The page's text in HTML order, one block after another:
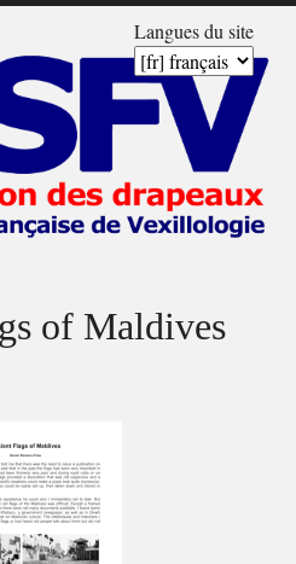
Langues du site
of Maldives